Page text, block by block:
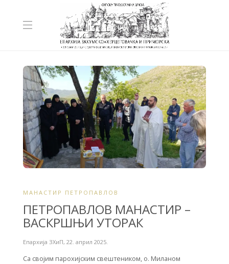
МАНАСТИР ПЕТРОПАВЛОВ
ПЕТРОПАВЛОВ МАНАСТИР –
ВАСКРШЊИ УТОРАК
Епархија ЗХиП, 22. април 2025.
Са својим парохијским свештеником, о. Миланом